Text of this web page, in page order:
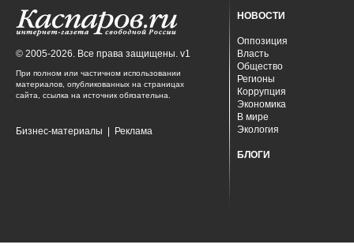
© 2005-2026. Все права защищены. v1
При полном или частичном использовании
материалов, опубликованных на страницах
сайта, ссылка на источник обязательна.
Бизнес-материалы Реклама
НОВОСТИ
Оппозиция
Власть
Общество
Регионы
Коррупция
Экономика
В мире
Экология
БЛОГИ